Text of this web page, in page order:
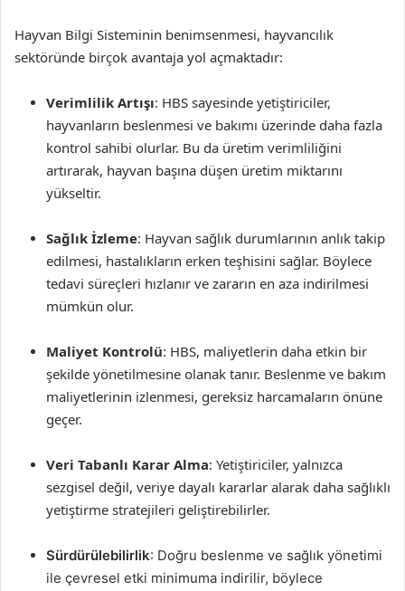
Hayvan Bilgi Sisteminin benimsenmesi, hayvancılık
sektöründe birçok avantaja yol açmaktadır:
Verimlilik Artışı: HBS sayesinde yetiştiriciler,
hayvanların beslenmesi ve bakımı üzerinde daha fazla
kontrol sahibi olurlar. Bu da üretim verimliliğini
artırarak, hayvan başına düşen üretim miktarını
yükseltir.
Sağlık İzleme: Hayvan sağlık durumlarının anlık takip
edilmesi, hastalıkların erken teşhisini sağlar. Böylece
tedavi süreçleri hızlanır ve zararın en aza indirilmesi
mümkün olur.
Maliyet Kontrolü: HBS, maliyetlerin daha etkin bir
şekilde yönetilmesine olanak tanır. Beslenme ve bakım
maliyetlerinin izlenmesi, gereksiz harcamaların önüne
geçer.
Veri Tabanlı Karar Alma: Yetiştiriciler, yalnızca
sezgisel değil, veriye dayalı kararlar alarak daha sağlıklı
yetiştirme stratejileri geliştirebilirler.
Sürdürülebilirlik: Doğru beslenme ve sağlık yönetimi
ile çevresel etki minimuma indirilir, böylece